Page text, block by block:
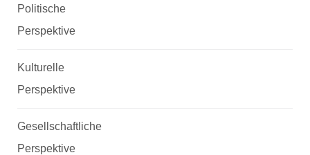
Politische
Perspektive
Kulturelle
Perspektive
Gesellschaftliche
Perspektive